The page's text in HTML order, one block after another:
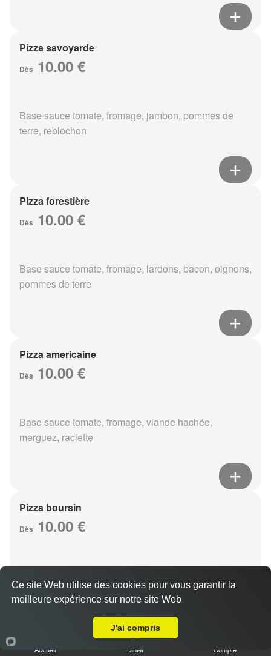
Pizza savoyarde
Dès 10.00 €
Base sauce tomate, fromage, jambon, pommes de
terre, reblochon
Pizza forestière
Dès 10.00 €
Base sauce tomate, fromage, lardons, bacon, oignons,
pommes de terre
Pizza americaine
Dès 10.00 €
Base sauce tomate, fromage, viande hachée,
merguez, raclette
Pizza boursin
Dès 10.00 €
eouf
Accueil Panier Compte
Ce site Web utilise des cookies pour vous garantir la
meilleure expérience sur notre site Web
J'ai compris